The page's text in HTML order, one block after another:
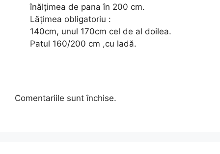
înălțimea de pana în 200 cm.
Lățimea obligatoriu :
140cm, unul 170cm cel de al doilea.
Patul 160/200 cm ,cu ladă.
Comentariile sunt închise.